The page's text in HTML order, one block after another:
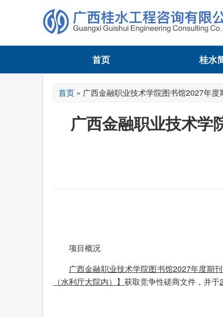
首页 桂水
首页 » 广西金融职业技术学院图书馆2027年
广西金融职业技术学
项目概况
广西金融职业技术学院图书馆2027年度期
（水利厅大院内）】 获取竞争性磋商文件，并于